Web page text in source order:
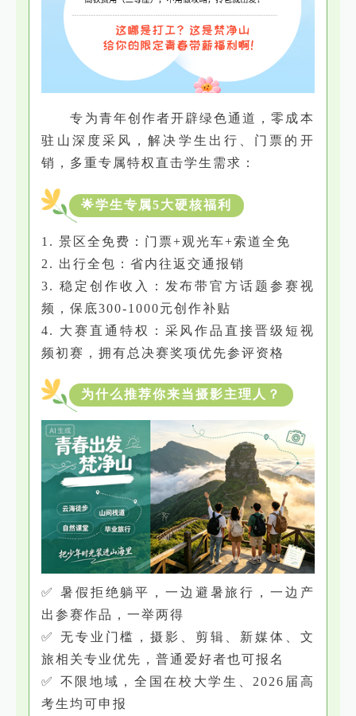
专为青年创作者开辟绿色通道，零成本
驻山深度采风，解决学生出行、门票的开
销，多重专属特权直击学生需求：
🌟学生专属5大硬核福利
1. 景区全免费：门票+观光车+索道全免
2. 出行全包：省内往返交通报销
3. 稳定创作收入：发布带官方话题参赛视
频，保底300-1000元创作补贴
4. 大赛直通特权：采风作品直接晋级短视
频初赛，拥有总决赛奖项优先参评资格
为什么推荐你来当摄影主理人？
✅ 暑假拒绝躺平，一边避暑旅行，一边产
出参赛作品，一举两得
✅ 无专业门槛，摄影、剪辑、新媒体、文
旅相关专业优先，普通爱好者也可报名
✅ 不限地域，全国在校大学生、2026届高
考生均可申报